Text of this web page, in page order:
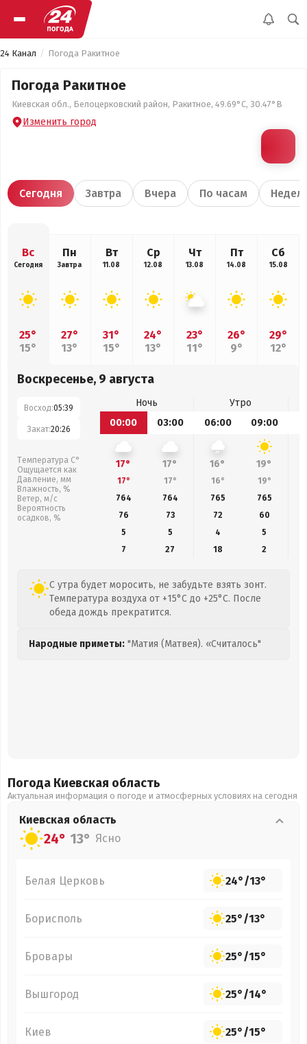
24 Канал Погода Ракитное
Погода Ракитное
Киевская обл., Белоцерковский район, Ракитное, 49.69°С, 30.47°В
Изменить город
Сегодня Завтра Вчера По часам
Вс
Сегодня
25°
15°
Пн
Завтра
27°
13°
Вт
11.08
31°
15°
Ср
12.08
24°
13°
Чт
13.08
23°
11°
Пт
14.08
26°
9°
Сб
15.08
29°
12°
Воскресенье, 9 августа
Восход:05:39
Закат:20:26
Температура С°
Ощущается как
Давление, мм
Влажность, %
Ветер, м/с
Вероятность
осадков, %
Ночь
Утро
00:00
03:00 06:00 09:00
17° 17° 16° 19°
17° 17° 16° 19°
764
764 765 765
76
73 72 60
5
5 4
5
7
27 18 2
С утра будет моросить, не забудьте взять зонт.
Температура воздуха от +15°C до +25°C. После
обеда дождь прекратится.
Народные приметы: "Матия (Матвея). «Считалось"
Погода Киевская область
Актуальная информация о погоде и атмосферных условиях на сегодня
Киевская область
24° 13° Ясно
Белая Церковь 24°/13°
Борисполь 25°/13°
Бровары 25°/15°
Вышгород 25°/14°
Киев 25°/15°